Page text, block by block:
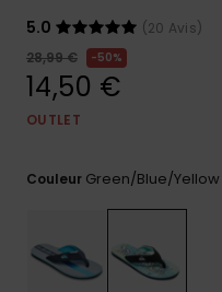
Démarrer
questions
formulaire
de
5.0
(20 Avis)
28,99 €
50%
14,50 €
OUTLET
Couleur Green/blue/yellow